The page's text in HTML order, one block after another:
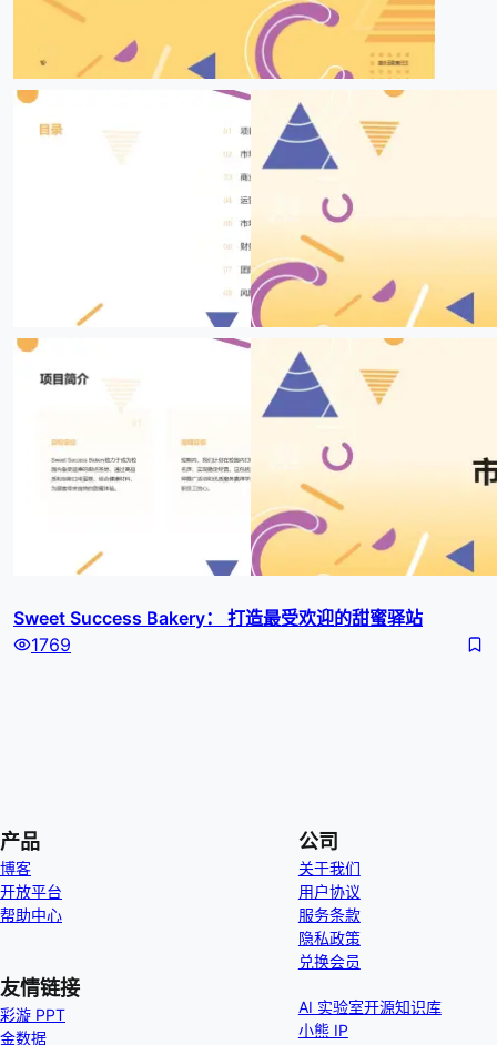
Sweet Success Bakery： 打造最受欢迎的甜蜜驿站
1769
产品
博客
开放平台
帮助中心
公司
关于我们
用户协议
服务条款
隐私政策
兑换会员
友情链接
彩漩 PPT
金数据
AI 实验室开源知识库
小熊 IP